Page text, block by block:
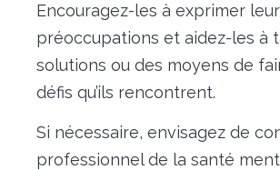
Encouragez-les à exprimer
préoccupations et aidez-les à
solutions ou des moyens de
défis qu’ils rencontrent.
Si nécessaire, envisagez de
professionnel de la santé